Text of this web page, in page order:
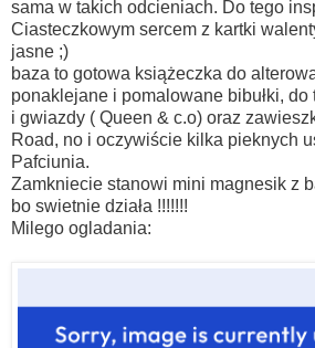
sama w takich odcieniach. Do tego
Ciasteczkowym sercem z kartki
jasne ;)
baza to gotowa książeczka do
ponaklejane i pomalowane bibułki,
i gwiazdy ( Queen & c.o) oraz
Road, no i oczywiście kilka pieknych
Pafciunia.
Zamkniecie stanowi mini magnesik z
bo swietnie działa !!!!!!!
Milego ogladania: